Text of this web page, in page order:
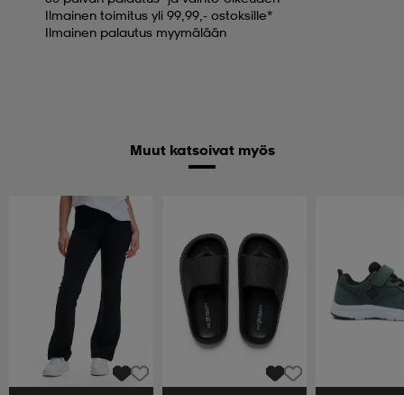
Ilmainen toimitus yli 99,99,- ostoksille*
Ilmainen palautus myymälään
Muut katsoivat myös